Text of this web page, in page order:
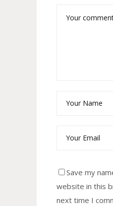
Save my
website in this
next time I